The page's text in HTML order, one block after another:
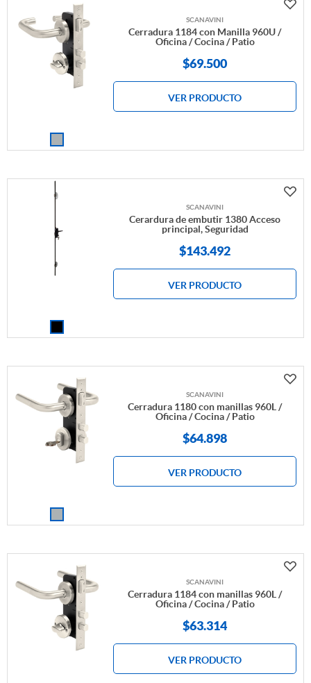
SCANAVINI
Cerradura 1184 con Manilla 960U /
Oficina / Cocina / Patio
$69.500
VER PRODUCTO
SCANAVINI
Cerardura de embutir 1380 Acceso
principal, Seguridad
$143.492
VER PRODUCTO
SCANAVINI
Cerradura 1180 con manillas 960L /
Oficina / Cocina / Patio
$64.898
VER PRODUCTO
SCANAVINI
Cerradura 1184 con manillas 960L /
Oficina / Cocina / Patio
$63.314
VER PRODUCTO